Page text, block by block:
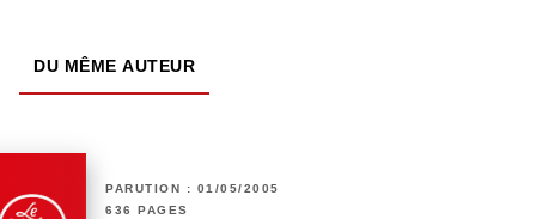
DU MÊME AUTEUR
PARUTION : 01/05/2005
636 PAGES